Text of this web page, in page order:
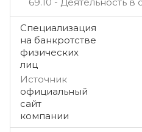
Специализация
на банкротстве
физических
лиц
Источник
официальный
сайт
компании